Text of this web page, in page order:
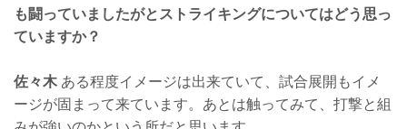
も闘っていましたがとストライキングについてはどう思っ
ていますか？
佐々木 ある程度イメージは出来ていて、試合展開もイメ
ージが固まって来ています。あとは触ってみて、打撃と組